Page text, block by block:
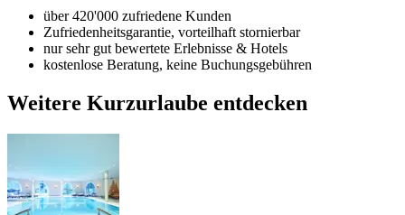
über 420'000 zufriedene Kunden
Zufriedenheitsgarantie, vorteilhaft stornierbar
nur sehr gut bewertete Erlebnisse & Hotels
kostenlose Beratung, keine Buchungsgebühren
Weitere Kurzurlaube entdecken